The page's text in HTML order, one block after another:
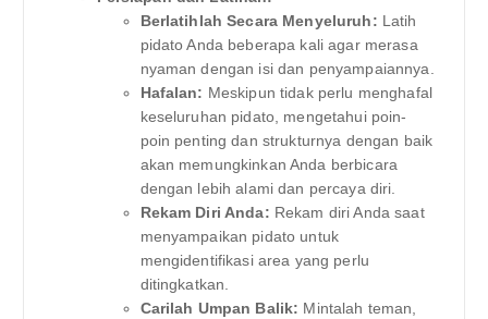
Berlatihlah Secara Menyeluruh: Latih
pidato Anda beberapa kali agar merasa
nyaman dengan isi dan penyampaiannya.
Hafalan: Meskipun tidak perlu menghafal
keseluruhan pidato, mengetahui poin-
poin penting dan strukturnya dengan baik
akan memungkinkan Anda berbicara
dengan lebih alami dan percaya diri.
Rekam Diri Anda: Rekam diri Anda saat
menyampaikan pidato untuk
mengidentifikasi area yang perlu
ditingkatkan.
Carilah Umpan Balik: Mintalah teman,